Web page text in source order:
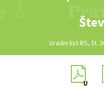
Uradni list RS, št.